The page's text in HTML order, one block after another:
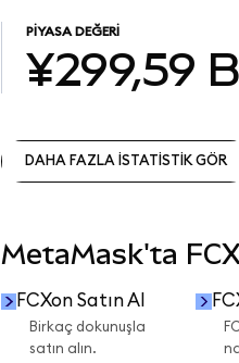
PIYASA DEĞERI
¥299,59 B
DAHA FAZLA İSTATİSTİK GÖR
MetaMask'ta
FCXon Satın Al
Birkaç dokunuşla
satın alın.